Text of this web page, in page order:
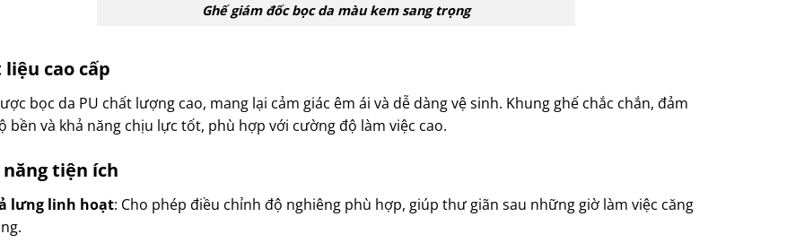
Ghế giám đốc bọc da màu kem sang trọng
liệu cao cấp
bọc da PU chất lượng cao, mang lại cảm giác êm ái và dễ dàng vệ sinh. Khung ghế chắc chắn, đảm
bền và khả năng chịu lực tốt, phù hợp với cường độ làm việc cao.
tiện ích
lưng linh hoạt: Cho phép điều chỉnh độ nghiêng phù hợp, giúp thư giãn sau những giờ làm việc căng